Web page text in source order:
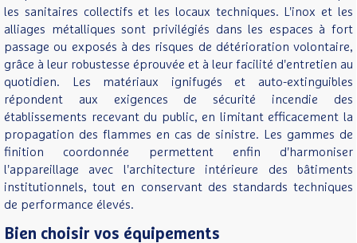
les sanitaires collectifs et les locaux techniques. L'inox et les
alliages métalliques sont privilégiés dans les espaces à fort
passage ou exposés à des risques de détérioration volontaire,
grâce à leur robustesse éprouvée et à leur facilité d'entretien au
quotidien. Les matériaux ignifugés et auto-extinguibles
répondent aux exigences de sécurité incendie des
établissements recevant du public, en limitant efficacement la
propagation des flammes en cas de sinistre. Les gammes de
finition coordonnée permettent enfin d'harmoniser
l'appareillage avec l'architecture intérieure des bâtiments
institutionnels, tout en conservant des standards techniques
de performance élevés.
Bien choisir vos équipements